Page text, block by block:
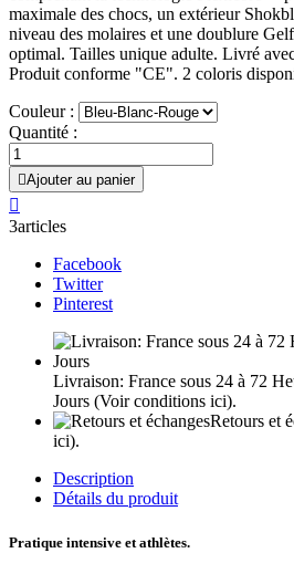
maximale des chocs, un extérieur
niveau des molaires et une doublure
optimal. Tailles unique adulte. Livré
Produit conforme "CE". 2 coloris
Couleur :
Quantité :
Ajouter au panier

3articles
Facebook
Twitter
Pinterest
Livraison: France sous 24 à 72
Jours (Voir conditions ici).
Retours et
ici).
Description
Détails du produit
Pratique intensive et athlètes.